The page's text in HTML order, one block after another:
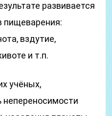
развивается
пищеварения:
вздутие,
и т.п.
учёных,
непереносимости